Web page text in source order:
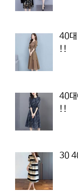
40대
!!
40대
!!
30